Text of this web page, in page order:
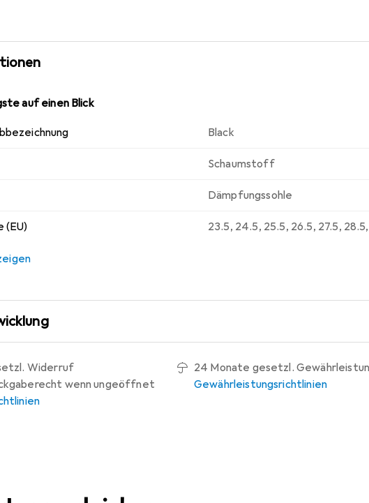
auf einen Blick
Black
Schaumstoff
Dämpfungssohle
(EU) 23.5, 24.5, 25.5, 26.5, 27.5, 28.5,
Widerruf
wenn ungeöffnet
24 Monate gesetzl.
Gewährleistungsrichtlinien